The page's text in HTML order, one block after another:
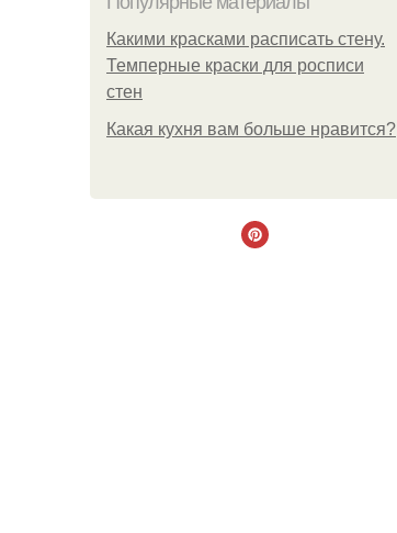
Какими красками расписать стену.
Темперные краски для росписи
стен
Какая кухня вам больше нравится?